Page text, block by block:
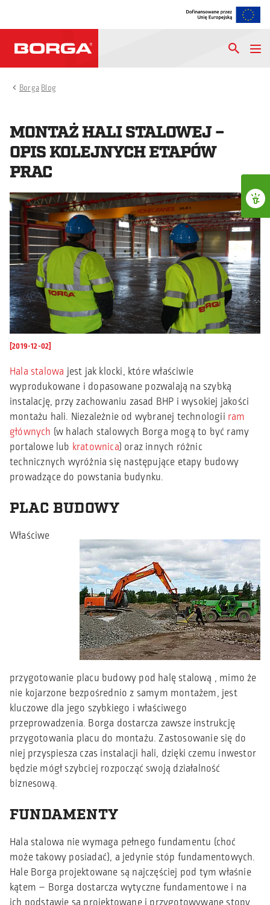
Borga Blog
MONTAŻ HALI STALOWEJ –
OPIS KOLEJNYCH ETAPÓW
PRAC
[2019-12-02]
Hala stalowa jest jak klocki, które właściwie
wyprodukowane i dopasowane pozwalają na szybką
instalację, przy zachowaniu zasad BHP i wysokiej jakości
montażu hali. Niezależnie od wybranej technologii ram
głównych (w halach stalowych Borga mogą to być ramy
portalowe lub kratownica) oraz innych różnic
technicznych wyróżnia się następujące etapy budowy
prowadzące do powstania budynku.
PLAC BUDOWY
Właściwe
przygotowanie placu budowy pod halę stalową , mimo że
nie kojarzone bezpośrednio z samym montażem, jest
kluczowe dla jego szybkiego i właściwego
przeprowadzenia. Borga dostarcza zawsze instrukcję
przygotowania placu do montażu. Zastosowanie się do
niej przyspiesza czas instalacji hali, dzięki czemu inwestor
będzie mógł szybciej rozpocząć swoją działalność
biznesową.
FUNDAMENTY
Hala stalowa nie wymaga pełnego fundamentu (choć
może takowy posiadać), a jedynie stóp fundamentowych.
Hale Borga projektowane są najczęściej pod tym właśnie
kątem – Borga dostarcza wytyczne fundamentowe i na